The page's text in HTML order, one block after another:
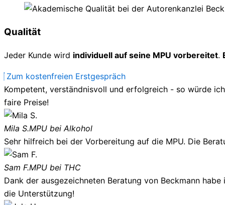
Qualität
Jeder Kunde wird individuell auf seine MPU vorbereitet.
Zum kostenfreien Erstgespräch
Kompetent, verständnisvoll und erfolgreich - so würde
faire Preise!
Mila S.MPU bei Alkohol
Sehr hilfreich bei der Vorbereitung auf die MPU. Die
Sam F.MPU bei THC
Dank der ausgezeichneten Beratung von Beckmann
die Unterstützung!